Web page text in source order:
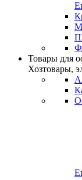
Товары для
Хозтовары,